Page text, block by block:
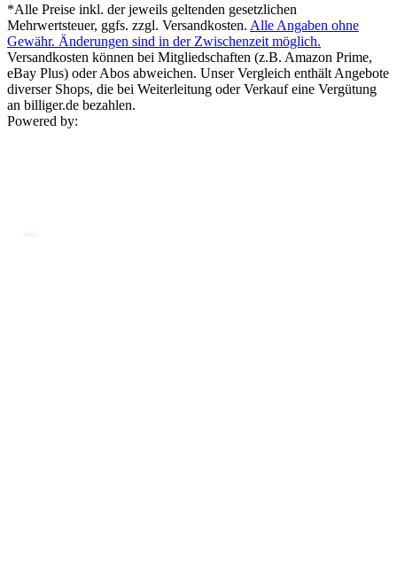
*Alle Preise inkl. der jeweils geltenden gesetzlichen
Mehrwertsteuer, ggfs. zzgl. Versandkosten. Alle Angaben ohne
Gewähr. Änderungen sind in der Zwischenzeit möglich.
Versandkosten können bei Mitgliedschaften (z.B. Amazon Prime,
eBay Plus) oder Abos abweichen. Unser Vergleich enthält Angebote
diverser Shops, die bei Weiterleitung oder Verkauf eine Vergütung
an billiger.de bezahlen.
Powered by: